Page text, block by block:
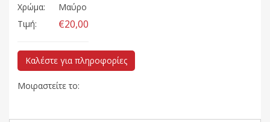
Χρώμα:
Μαύρο
Τιμή:
€20,00
Καλέστε για πληροφορίες
Μοιραστείτε το: